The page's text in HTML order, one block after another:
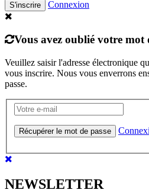
S'inscrire Connexion
Vous avez oublié votre mot
Veuillez saisir l'adresse électronique
vous inscrire. Nous vous enverrons
passe.
Récupérer le mot de passe
NEWSLETTER